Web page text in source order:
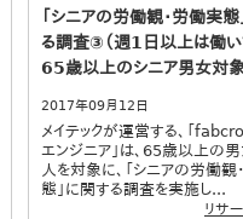
「シニアの労働観・労働実
る調査③（週1日以上は働い
65歳以上のシニア男女対象
2017年09月12日
メイテックが運営する、「
エンジニア」は、65歳以上の
人を対象に、「シニアの労働観
態」に関する調査を実施し...
リサ